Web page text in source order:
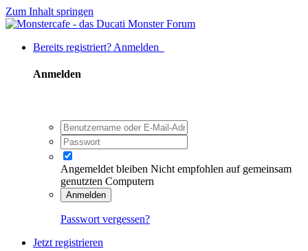
Zum Inhalt springen
Bereits registriert? Anmelden
Anmelden
Angemeldet bleiben Nicht empfohlen auf gemeinsam
genutzten Computern
Anmelden
Passwort vergessen?
Jetzt registrieren